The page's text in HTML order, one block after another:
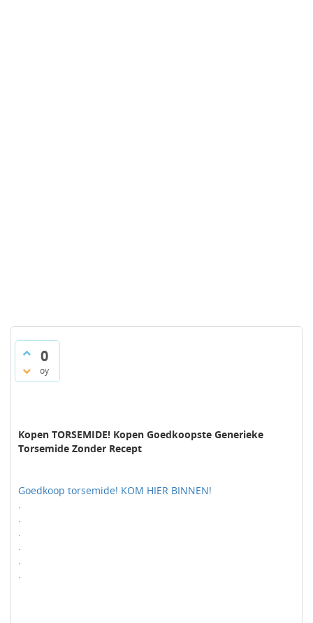
0
oy
Kopen TORSEMIDE! Kopen Goedkoopste Generieke
Torsemide Zonder Recept
Goedkoop torsemide! KOM HIER BINNEN!
.
.
.
.
.
.